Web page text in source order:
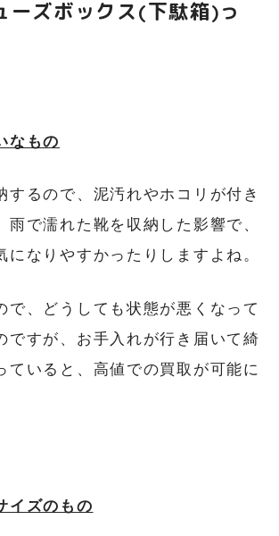
ーズボックス(下駄箱)っ
なもの
するので、泥汚れやホコリが付き
雨で濡れた靴を収納した影響で、
になりやすかったりしますよね。
で、どうしても状態が悪くなって
ですが、お手入れが行き届いて綺
ていると、高値での買取が可能に
イズのもの